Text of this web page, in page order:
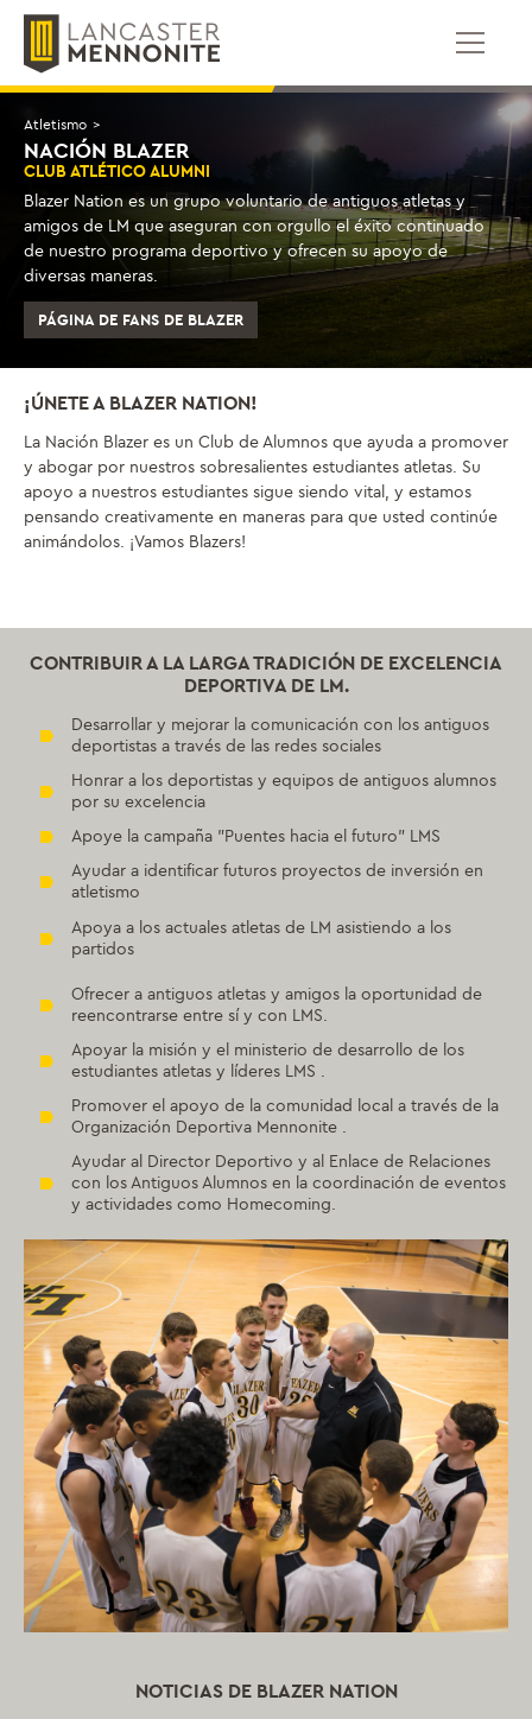
Saltar
contenido
Atletismo >
NACIÓN BLAZER
CLUB ATLÉTICO ALUMNI
Blazer Nation es un grupo voluntario de antiguos atletas y
amigos de LM que aseguran con orgullo el éxito continuado
de nuestro programa deportivo y ofrecen su apoyo de
diversas maneras.
PÁGINA DE FANS DE BLAZER
¡ÚNETE A BLAZER NATION!
La Nación Blazer es un Club de Alumnos que ayuda a promover
y abogar por nuestros sobresalientes estudiantes atletas. Su
apoyo a nuestros estudiantes sigue siendo vital, y estamos
pensando creativamente en maneras para que usted continúe
animándolos. ¡Vamos Blazers!
CONTRIBUIR A LA LARGA TRADICIÓN DE EXCELENCIA
DEPORTIVA DE LM.
Desarrollar y mejorar la comunicación con los antiguos
deportistas a través de las redes sociales
Honrar a los deportistas y equipos de antiguos alumnos
por su excelencia
Apoye la campaña "Puentes hacia el futuro" LMS
Ayudar a identificar futuros proyectos de inversión en
atletismo
Apoya a los actuales atletas de LM asistiendo a los
partidos
Ofrecer a antiguos atletas y amigos la oportunidad de
reencontrarse entre sí y con LMS.
Apoyar la misión y el ministerio de desarrollo de los
estudiantes atletas y líderes LMS .
Promover el apoyo de la comunidad local a través de la
Organización Deportiva Mennonite .
Ayudar al Director Deportivo y al Enlace de Relaciones
con los Antiguos Alumnos en la coordinación de eventos
y actividades como Homecoming.
NOTICIAS DE BLAZER NATION